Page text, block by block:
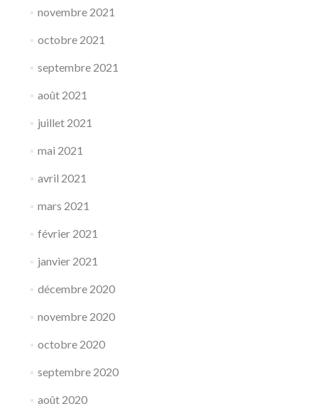
novembre 2021
octobre 2021
septembre 2021
août 2021
juillet 2021
mai 2021
avril 2021
mars 2021
février 2021
janvier 2021
décembre 2020
novembre 2020
octobre 2020
septembre 2020
août 2020